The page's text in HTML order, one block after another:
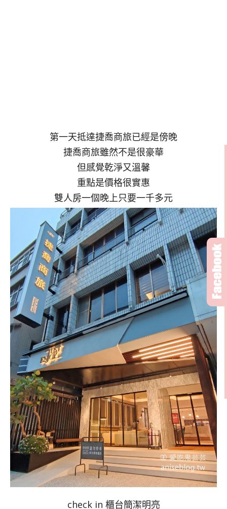
第一天抵達捷喬商旅已經是傍晚
捷喬商旅雖然不是很豪華
但感覺乾淨又溫馨
重點是價格很實惠
雙人房一個晚上只要一千多元
check in 櫃台簡潔明亮